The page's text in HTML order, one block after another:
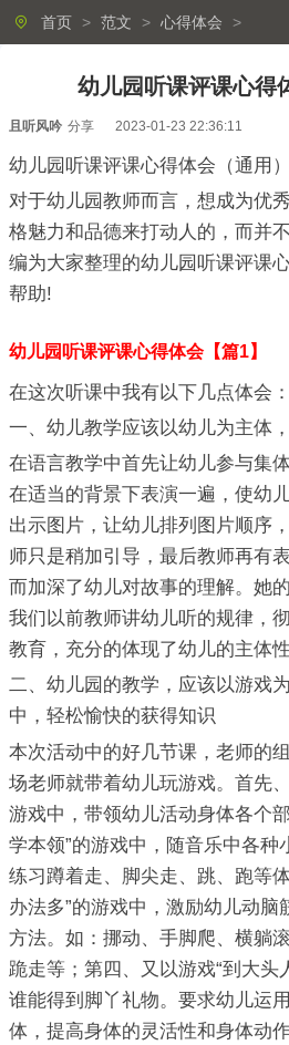
首页 > 范文 > 心得体会 >
幼儿园听课评课心得
且听风吟 分享 2023-01-23 22:36:11
幼儿园听课评课心得体会（通用）
对于幼儿园教师而言，想成为优
格魅力和品德来打动人的，而并
编为大家整理的幼儿园听课评课
帮助!
幼儿园听课评课心得体会【篇1】
在这次听课中我有以下几点体会：
一、幼儿教学应该以幼儿为主体
在语言教学中首先让幼儿参与集
在适当的背景下表演一遍，使幼
出示图片，让幼儿排列图片顺序
师只是稍加引导，最后教师再有
而加深了幼儿对故事的理解。她
我们以前教师讲幼儿听的规律，
教育，充分的体现了幼儿的主体
二、幼儿园的教学，应该以游戏
中，轻松愉快的获得知识
本次活动中的好几节课，老师的
场老师就带着幼儿玩游戏。首先
游戏中，带领幼儿活动身体各个
学本领”的游戏中，随音乐中各种
练习蹲着走、脚尖走、跳、跑等
办法多”的游戏中，激励幼儿动脑
方法。如：挪动、手脚爬、横躺
跪走等；第四、又以游戏“到大头
谁能得到脚丫礼物。要求幼儿运
体，提高身体的灵活性和身体动